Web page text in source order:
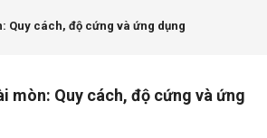
Quy cách, độ cứng và ứng dụng
mòn: Quy cách, độ cứng và ứng